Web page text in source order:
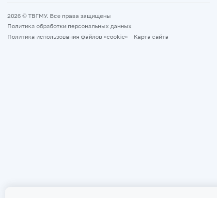
2026 © ТВГМУ. Все права защищены
Политика обработки персональных данных
Политика использования файлов «cookie»
Карта сайта